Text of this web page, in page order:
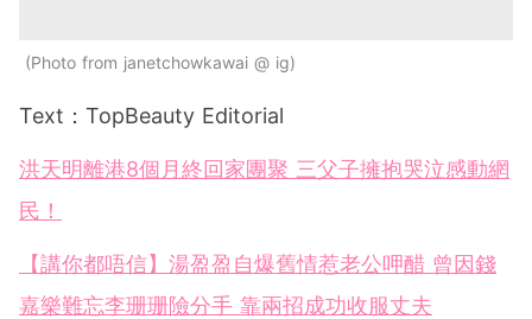
Photo from janetchowkawai @ ig
Text：TopBeauty Editorial
洪天明離港8個月終回家團聚 三父子擁抱哭泣感動網
民！
【講你都唔信】湯盈盈自爆舊情惹老公呷醋 曾因錢
嘉樂難忘李珊珊險分手 靠兩招成功收服丈夫